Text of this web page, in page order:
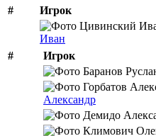
#
Игрок
Иван
#
Игрок
Александр